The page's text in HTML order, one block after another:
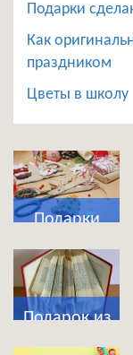
Подарки
Как
праздником
Цветы в школу
Подарки
сделанные
своими
руками
Подарок из
магазина